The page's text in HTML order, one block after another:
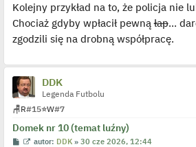
l
o
j
e
y
c
y
p
s
Kolejny przykład na to, że policja nie
Chociaż gdyby wpłacił pewnąłap...
zgodzili się na drobną współpracę.
DDK
Legenda Futbolu
🪑R#15⭐W#7
Domek nr 10 (temat luźny)
P
W
autor: DDK »30 cze 2026, 12:44